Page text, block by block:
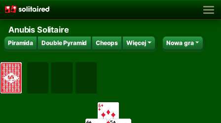
Anubis Solitaire
Piramida Double Pyramid Cheops Więcej Nowa gra